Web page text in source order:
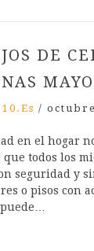
DE
/
en el hogar
todos los
seguridad y
o pisos con